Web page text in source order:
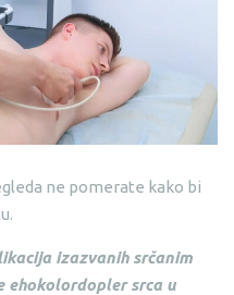
ne pomerate kako bi
izazvanih srčanim
ehokolordopler srca u